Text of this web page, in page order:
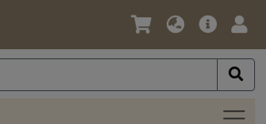
Lingua
Valuta
Offerta